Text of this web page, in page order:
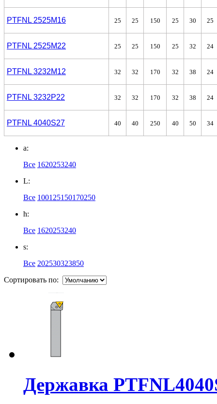
PTFN L 2525М16 25 25 150 25 30 25
PTFN L 2525M22 25 25 150 25 32 24
PTFN L 3232М12 32 32 170 32 38 24
PTFN L 3232P22 32 32 170 32 38 24
PTFN L 4040S27 40 40 250 40 50 34
a:
Все 1620253240
L:
Все 100125150170250
h:
Все 1620253240
s:
Все 202530323850
Сортировать по:
Державка